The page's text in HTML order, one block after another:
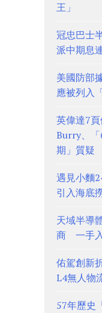
王」
冠忠巴士
派中期息
美國防部
應被列入
英偉達7
Burry、
期」質疑
遇見小麵
引入海底
天域半導
商 一手
佑駕創新
L4無人物
57年歷史